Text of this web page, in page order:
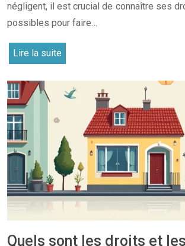
négligent, il est crucial de connaître ses
possibles pour faire…
Lire la suite
Quels sont les droits et